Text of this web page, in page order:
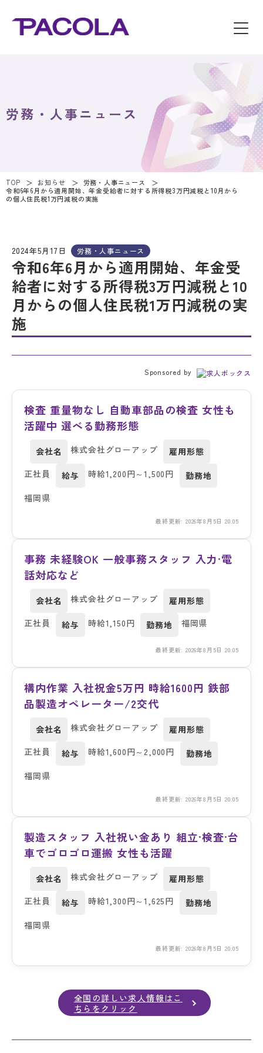
労務・人事ニュース
TOP お知らせ
労務・人事ニュース
令和6年6月から適用開始、年金受給者に対する所得税3万円減税と10月から
の個人住民税1万円減税の実施
2024年5月17日 労務・人事ニュース
令和6年6月から適用開始、年金受
給者に対する所得税3万円減税と10
月からの個人住民税1万円減税の実
施
Sponsored by
検査 重量物なし 自動車部品の検査 女性も
活躍中 選べる勤務形態
会社名 株式会社グローアップ
雇用形態
正社員
給与 時給1,200円～1,500円
勤務地
福岡県
最終更新: 2026年8月5日 20:05
事務 未経験OK 一般事務スタッフ 入力·電
話対応など
会社名 株式会社グローアップ
雇用形態
正社員
給与 時給1,150円 勤務地 福岡県
最終更新: 2026年8月5日 20:05
構内作業 入社祝金5万円 時給1600円 鉄部
品製造オペレーター/2交代
会社名 株式会社グローアップ
雇用形態
正社員
給与 時給1,600円～2,000円
勤務地
福岡県
最終更新: 2026年8月5日 20:05
製造スタッフ 入社祝い金あり 組立·検査·台
車でゴロゴロ運搬 女性も活躍
会社名 株式会社グローアップ
雇用形態
正社員
給与 時給1,300円～1,625円
勤務地
福岡県
最終更新: 2026年8月5日 20:05
全国の詳しい求人情報はこ
ちらをクリック